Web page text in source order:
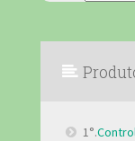
1°.